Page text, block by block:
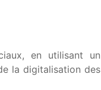
en utilisant un
la digitalisation des